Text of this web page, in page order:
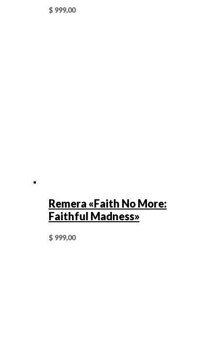
$999,00
Remera «Faith No More:
Faithful Madness»
$999,00